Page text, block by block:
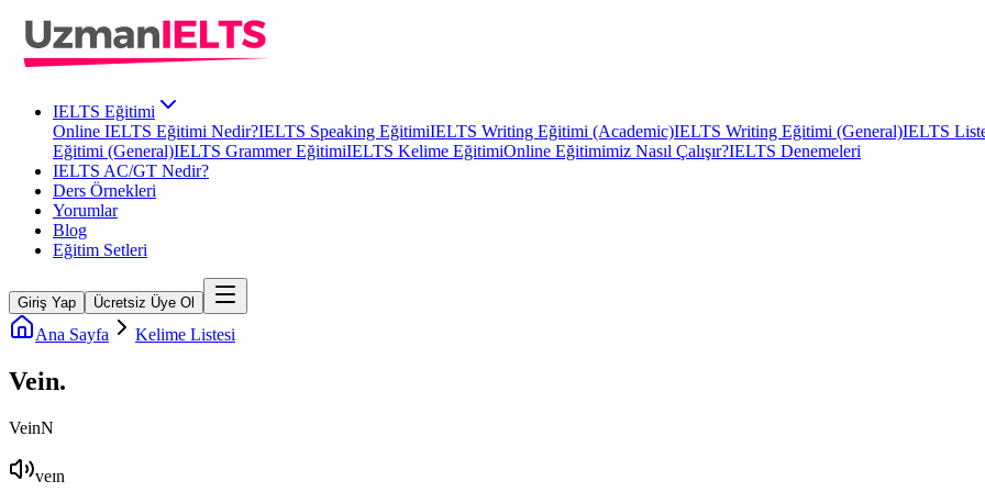
IELTS Eğitimi
Online IELTS Eğitimi Nedir?IELTS Speaking EğitimiIELTS Writing Eğitimi (Academic)IELTS Writing Eğitimi (General)IELTS
Eğitimi (General)IELTS Grammer EğitimiIELTS Kelime EğitimiOnline Eğitimimiz Nasıl Çalışır?IELTS Denemeleri
IELTS AC/GT Nedir?
Ders Örnekleri
Yorumlar
Blog
Eğitim Setleri
Giriş Yap Ücretsiz Üye Ol
Ana Sayfa Kelime Listesi
Vein.
VeinN
veɪn